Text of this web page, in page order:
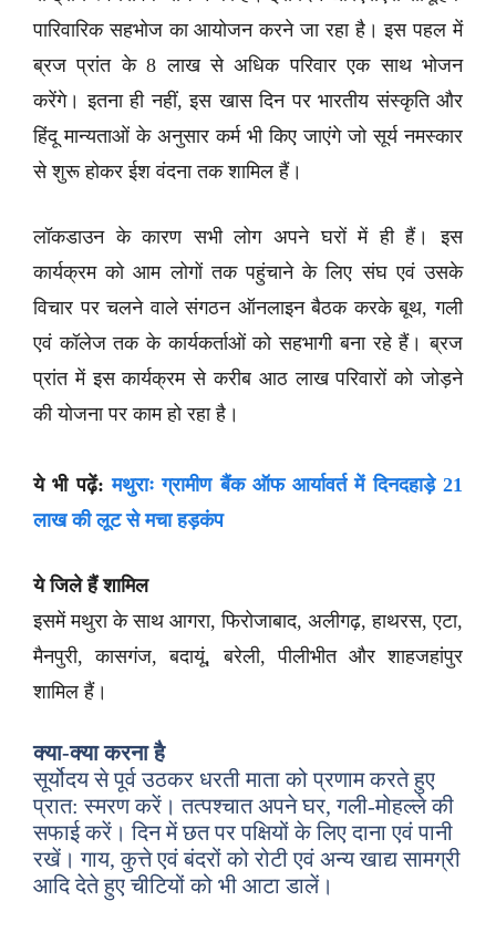
पारिवारिक सहभोज का आयोजन करने जा रहा है। इस पहल में
ब्रज प्रांत के 8 लाख से अधिक परिवार एक साथ भोजन
करेंगे। इतना ही नहीं, इस खास दिन पर भारतीय संस्कृति और
हिंदू मान्यताओं के अनुसार कर्म भी किए जाएंगे जो सूर्य नमस्कार
से शुरू होकर ईश वंदना तक शामिल हैं।
लॉकडाउन के कारण सभी लोग अपने घरों में ही हैं। इस
कार्यक्रम को आम लोगों तक पहुंचाने के लिए संघ एवं उसके
विचार पर चलने वाले संगठन ऑनलाइन बैठक करके बूथ, गली
एवं कॉलेज तक के कार्यकर्ताओं को सहभागी बना रहे हैं। ब्रज
प्रांत में इस कार्यक्रम से करीब आठ लाख परिवारों को जोड़ने
की योजना पर काम हो रहा है।
ये भी पढ़ें:मथुराः ग्रामीण बैंक ऑफ आर्यावर्त में दिनदहाड़े 21
लाख की लूट से मचा हड़कंप
ये जिले हैं शामिल
इसमें मथुरा के साथ आगरा, फिरोजाबाद, अलीगढ़, हाथरस, एटा,
मैनपुरी, कासगंज, बदायूं, बरेली, पीलीभीत और शाहजहांपुर
शामिल हैं।
क्या-क्या करना है
सूर्योदय से पूर्व उठकर धरती माता को प्रणाम करते हुए
प्रात: स्मरण करें। तत्पश्चात अपने घर, गली-मोहल्ले की
सफाई करें। दिन में छत पर पक्षियों के लिए दाना एवं पानी
रखें। गाय, कुत्ते एवं बंदरों को रोटी एवं अन्य खाद्य सामग्री
आदि देते हुए चीटियों को भी आटा डालें।